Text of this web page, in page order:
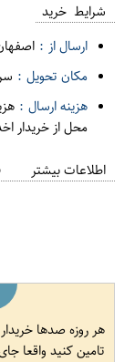
شرایط خرید
ارسال از :
مکان تحویل :
هزینه ارسال :
محل از خریدار
اطلاعات بیشتر
هر روزه صدها خریدار
تامین کنید واقعا